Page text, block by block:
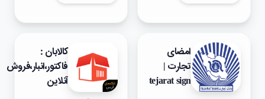
امضای
تجارت |
tejarat sign
کالابان :
فاکتور،انبار،فروش
آنلاین